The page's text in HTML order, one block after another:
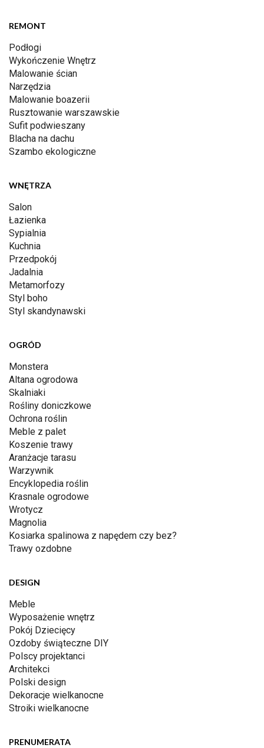
REMONT
Podłogi
Wykończenie Wnętrz
Malowanie ścian
Narzędzia
Malowanie boazerii
Rusztowanie warszawskie
Sufit podwieszany
Blacha na dachu
Szambo ekologiczne
WNĘTRZA
Salon
Łazienka
Sypialnia
Kuchnia
Przedpokój
Jadalnia
Metamorfozy
Styl boho
Styl skandynawski
OGRÓD
Monstera
Altana ogrodowa
Skalniaki
Rośliny doniczkowe
Ochrona roślin
Meble z palet
Koszenie trawy
Aranżacje tarasu
Warzywnik
Encyklopedia roślin
Krasnale ogrodowe
Wrotycz
Magnolia
Kosiarka spalinowa z napędem czy bez?
Trawy ozdobne
DESIGN
Meble
Wyposażenie wnętrz
Pokój Dziecięcy
Ozdoby świąteczne DIY
Polscy projektanci
Architekci
Polski design
Dekoracje wielkanocne
Stroiki wielkanocne
PRENUMERATA